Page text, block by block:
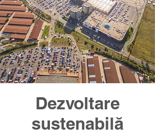
Dezvoltare
sustenabilă